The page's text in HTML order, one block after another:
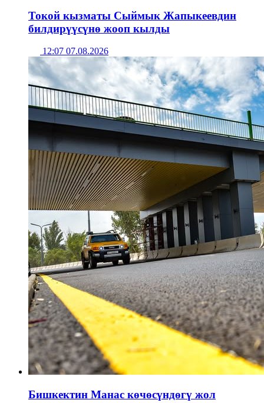
Токой кызматы Сыймык Жапыкеевдин
билдирүүсүнө жооп кылды
12:07 07.08.2026
Бишкектин Манас көчөсүндөгү жол